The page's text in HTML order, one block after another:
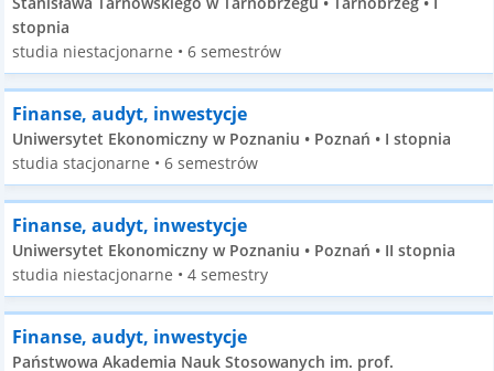
stopnia
studia niestacjonarne • 6 semestrów
Finanse, audyt, inwestycje
Uniwersytet Ekonomiczny w Poznaniu • Poznań • I stopnia
studia stacjonarne • 6 semestrów
Finanse, audyt, inwestycje
Uniwersytet Ekonomiczny w Poznaniu • Poznań • II stopnia
studia niestacjonarne • 4 semestry
Finanse, audyt, inwestycje
Państwowa Akademia Nauk Stosowanych im. prof.